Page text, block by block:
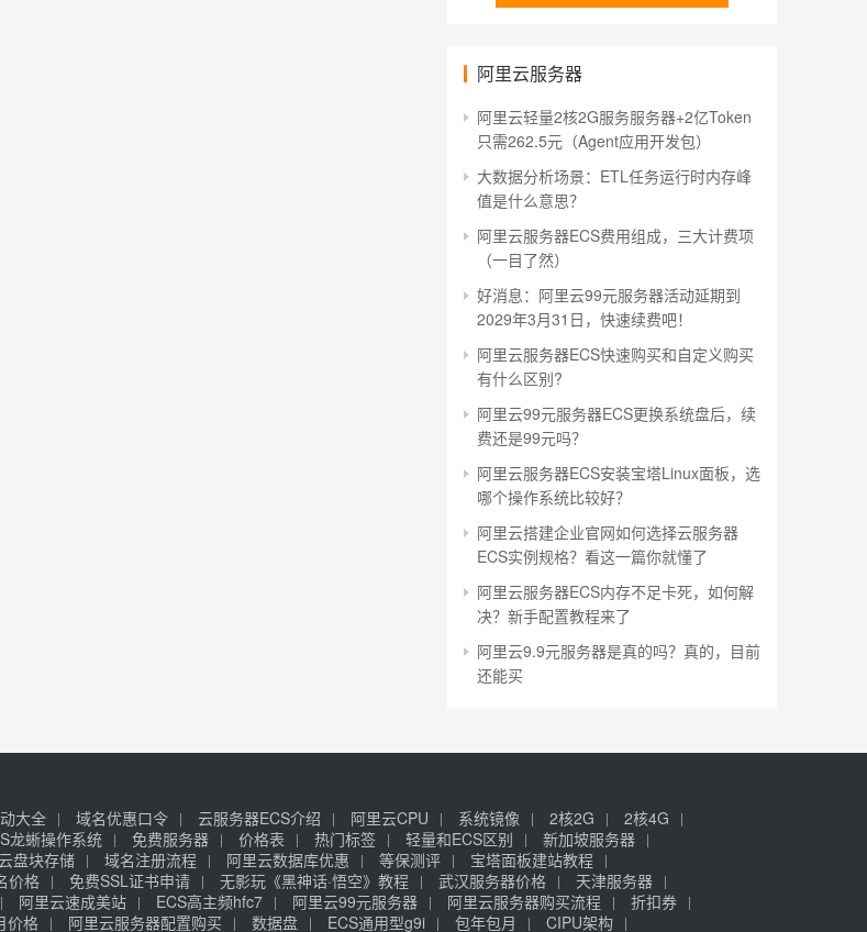
阿里云服务器
阿里云轻量2核2G服务服务器+2亿Token
只需262.5元（Agent应用开发包）
大数据分析场景：ETL任务运行时内存峰
值是什么意思？
阿里云服务器ECS费用组成，三大计费项
（一目了然）
好消息：阿里云99元服务器活动延期到
2029年3月31日，快速续费吧！
阿里云服务器ECS快速购买和自定义购买
有什么区别?
阿里云99元服务器ECS更换系统盘后，续
费还是99元吗？
阿里云服务器ECS安装宝塔Linux面板，选
哪个操作系统比较好？
阿里云搭建企业官网如何选择云服务器
ECS实例规格？看这一篇你就懂了
阿里云服务器ECS内存不足卡死，如何解
决？新手配置教程来了
阿里云9.9元服务器是真的吗？真的，目前
还能买
大全 域名优惠口令 云服务器ECS介绍 阿里云CPU 系统镜像 2核2G
2核4G
龙蜥操作系统 免费服务器 价格表 热门标签 轻量和ECS区别
新加坡服务器
盘块存储 域名注册流程 阿里云数据库优惠 等保测评
宝塔面板建站教程
价格 免费SSL证书申请 无影玩《黑神话·悟空》教程 武汉服务器价格
天津服务器
阿里云速成美站 ECS高主频hfc7 阿里云99元服务器 阿里云服务器购买流程
折扣券
价格 阿里云服务器配置购买 数据盘 ECS通用型g9i 包年包月 CIPU架构